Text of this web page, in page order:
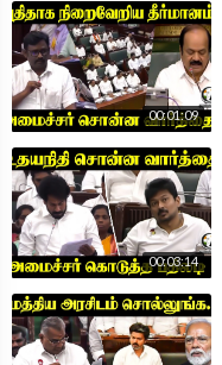
00:01:09
00:03:14